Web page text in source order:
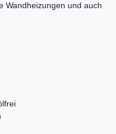
Wandheizungen und auch